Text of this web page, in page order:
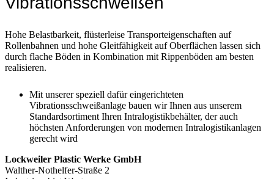
Hohe Belastbarkeit, flüsterleise Transporteigenschaften auf
Rollenbahnen und hohe Gleitfähigkeit auf Oberflächen lassen sich
durch flache Böden in Kombination mit Rippenböden am besten
realisieren.
Mit unserer speziell dafür eingerichteten
Vibrationsschweißanlage bauen wir Ihnen aus unserem
Standardsortiment Ihren Intralogistikbehälter, der auch
höchsten Anforderungen von modernen Intralogistikanlagen
gerecht wird
Lockweiler Plastic Werke GmbH
Walther-Nothelfer-Straße 2